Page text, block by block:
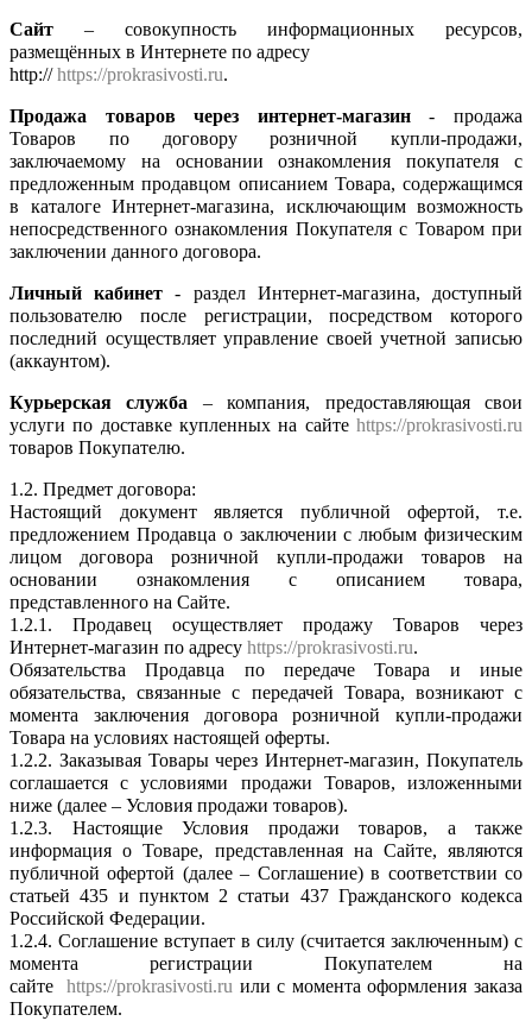
Сайт – совокупность информационных ресурсов,
размещённых в Интернете по адресу
http://https://prokrasivosti.ru.
Продажа товаров через интернет-магазин- продажа
Товаров по договору розничной купли-продажи,
заключаемому на основании ознакомления покупателя с
предложенным продавцом описанием Товара, содержащимся
в каталоге Интернет-магазина, исключающим возможность
непосредственного ознакомления Покупателя с Товаром при
заключении данного договора.
Личный кабинет- раздел Интернет-магазина, доступный
пользователю после регистрации, посредством которого
последний осуществляет управление своей учетной записью
(аккаунтом).
Курьерская служба – компания, предоставляющая свои
услуги по доставке купленных на сайте https://prokrasivosti.ru
товаров Покупателю.
1.2. Предмет договора:
Настоящий документ является публичной офертой, т.е.
предложением Продавца о заключении с любым физическим
лицом договора розничной купли-продажи товаров на
основании ознакомления с описанием товара,
представленного на Сайте.
1.2.1. Продавец осуществляет продажу Товаров через
Интернет-магазин по адресу https://prokrasivosti.ru.
Обязательства Продавца по передаче Товара и иные
обязательства, связанные с передачей Товара, возникают с
момента заключения договора розничной купли-продажи
Товара на условиях настоящей оферты.
1.2.2. Заказывая Товары через Интернет-магазин, Покупатель
соглашается с условиями продажи Товаров, изложенными
ниже (далее – Условия продажи товаров).
1.2.3. Настоящие Условия продажи товаров, а также
информация о Товаре, представленная на Сайте, являются
публичной офертой (далее – Соглашение) в соответствии со
статьей 435 и пунктом 2 статьи 437 Гражданского кодекса
Российской Федерации.
1.2.4. Соглашение вступает в силу (считается заключенным) с
момента регистрации Покупателем на
сайтеhttps://prokrasivosti.ru или с момента оформления заказа
Покупателем.